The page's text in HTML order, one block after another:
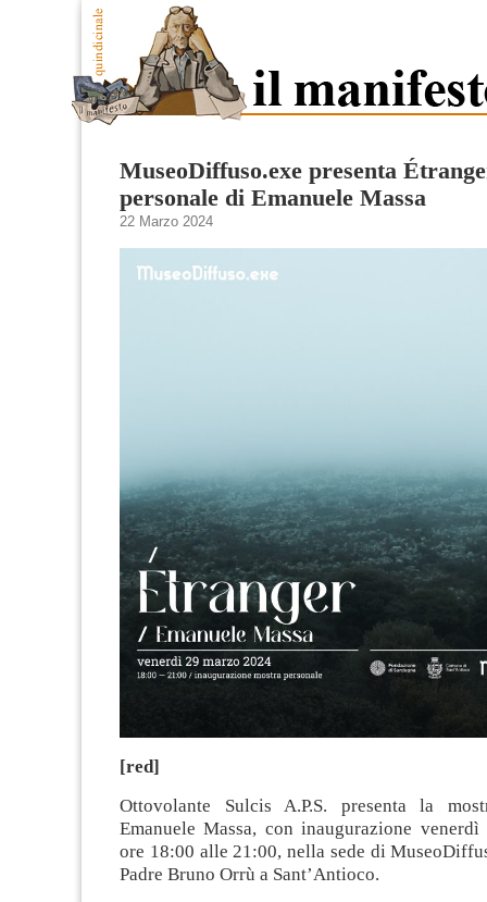
MuseoDiffuso.exe presenta
personale di Emanuele Massa
22 Marzo 2024
[red]
Ottovolante Sulcis A.P.S. presenta la
Emanuele Massa, con inaugurazione
ore 18:00 alle 21:00, nella sede di
Padre Bruno Orrù a Sant’Antioco.